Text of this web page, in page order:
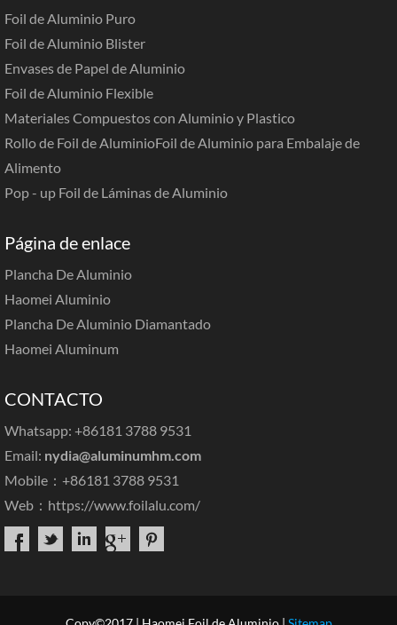
Foil de Aluminio Puro
Foil de Aluminio Blister
Envases de Papel de Aluminio
Foil de Aluminio Flexible
Materiales Compuestos con Aluminio y Plastico
Rollo de Foil de AluminioFoil de Aluminio para Embalaje de
Alimento
Pop - up Foil de Láminas de Aluminio
Página de enlace
Plancha De Aluminio
Haomei Aluminio
Plancha De Aluminio Diamantado
Haomei Aluminum
CONTACTO
Whatsapp: +86181 3788 9531
Email: nydia@aluminumhm.com
Mobile：+86181 3788 9531
Web： https://www.foilalu.com/